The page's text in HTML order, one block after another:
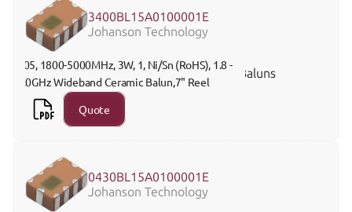
3400BL15A0100001E
Johanson Technology
805, 1800-5000MHz, 3W, 1, Ni/Sn (RoHS), 1.8 -
5.0GHz Wideband Ceramic Balun,7" Reel
Baluns
Quote
0430BL15A0100001E
Johanson Technology